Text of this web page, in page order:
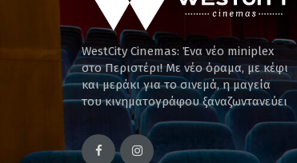
WestCity Cinemas: Ένα νέο miniplex
στο Περιστέρι! Mε νέο όραμα, με κέφι
και μεράκι για το σινεμά, η μαγεία
του κινηματογράφου ξαναζωντανεύει